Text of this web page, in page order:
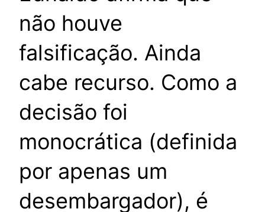
não houve
falsificação. Ainda
cabe recurso. Como a
decisão foi
monocrática (definida
por apenas um
desembargador), é